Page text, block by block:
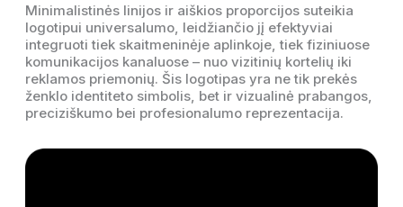
Minimalistinės linijos ir aiškios proporcijos suteikia
logotipui universalumo, leidžiančio jį efektyviai
integruoti tiek skaitmeninėje aplinkoje, tiek fiziniuose
komunikacijos kanaluose – nuo vizitinių kortelių iki
reklamos priemonių. Šis logotipas yra ne tik prekės
ženklo identiteto simbolis, bet ir vizualinė prabangos,
preciziškumo bei profesionalumo reprezentacija.